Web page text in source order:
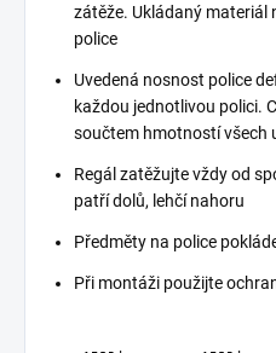
zátěže. Ukládaný materiál
police
Uvedená nosnost police
každou jednotlivou polici.
součtem hmotností všech
Regál zatěžujte vždy od
patří dolů, lehčí nahoru
Předměty na police
Při montáži použijte